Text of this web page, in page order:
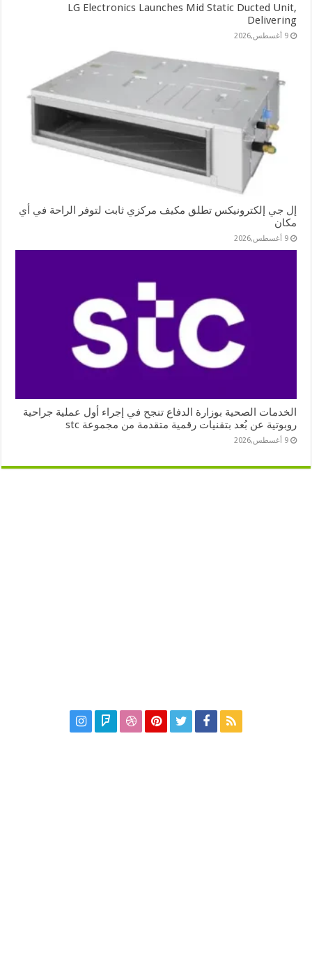
LG Electronics Launches Mid Static Ducted Unit,
Delivering
9 أغسطس,2026
إل جي إلكترونيكس تطلق مكيف مركزي ثابت لتوفر الراحة في أي
مكان
9 أغسطس,2026
الخدمات الصحية بوزارة الدفاع تنجح في إجراء أول عملية جراحية
روبوتية عن بُعد بتقنيات رقمية متقدمة من مجموعة stc
9 أغسطس,2026